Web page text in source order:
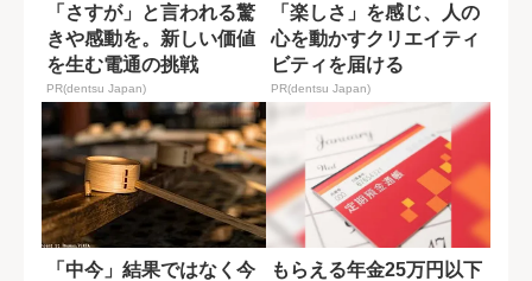
「さすが」と言われる驚
きや感動を。新しい価値
を生む電通の挑戦
PR(dentsu Japan)
「楽しさ」を感じ、人の
心を動かすクリエイティ
ビティを届ける
PR(dentsu Japan)
「中今」結果ではなく今
もらえる年金25万円以下